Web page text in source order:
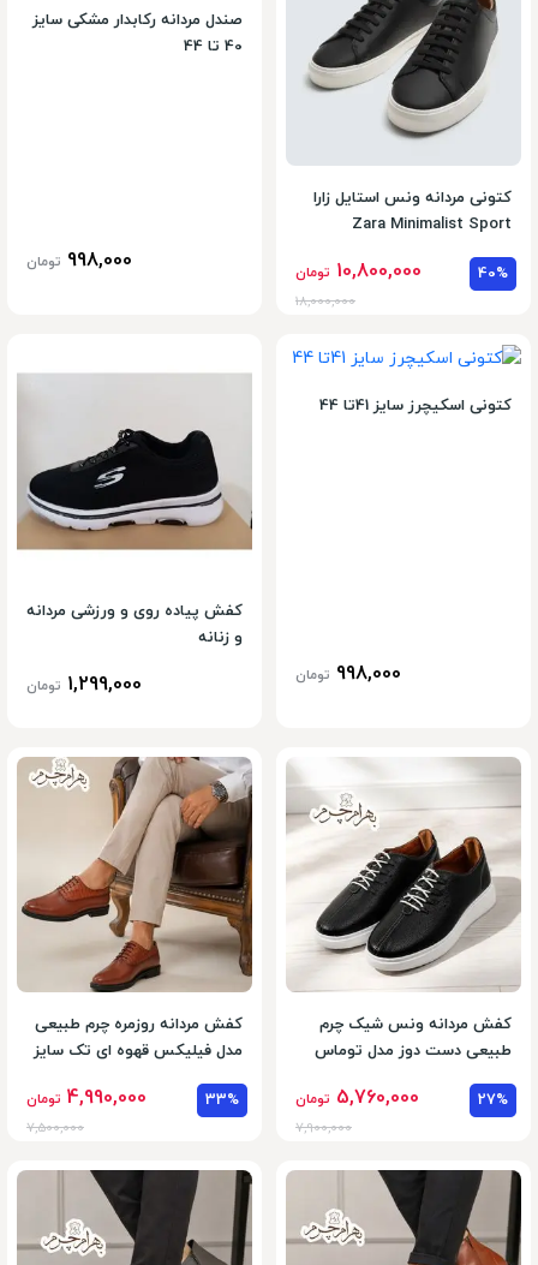
کتونی مردانه ونس استایل زارا
Zara Minimalist Sport
40%
10,800,000 تومان
18,000,000
صندل مردانه رکابدار مشکی سایز
40 تا 44
998,000 تومان
کتونی اسکیچرز سایز 41تا 44
998,000 تومان
کفش پیاده روی و ورزشی مردانه
و زنانه
1,299,000 تومان
کفش مردانه ونس شیک چرم
طبیعی دست دوز مدل توماس
27%
5,760,000 تومان
7,900,000
کفش مردانه روزمره چرم طبیعی
مدل فیلیکس قهوه ای تک سایز
33%
4,990,000 تومان
7,500,000